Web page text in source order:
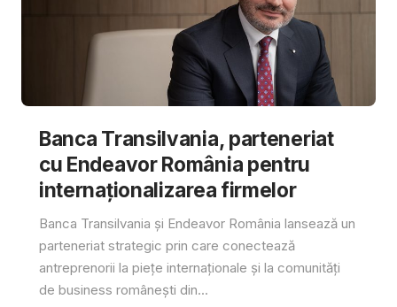
Banca Transilvania, parteneriat
cu Endeavor România pentru
internaționalizarea firmelor
Banca Transilvania și Endeavor România lansează un
parteneriat strategic prin care conectează
antreprenorii la piețe internaționale și la comunități
de business românești din...